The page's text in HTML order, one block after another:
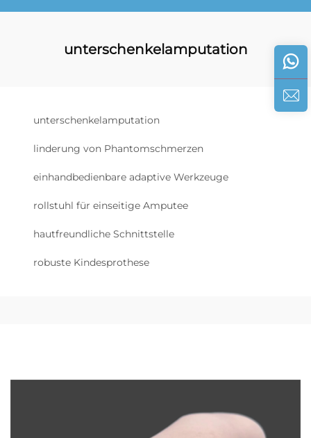
unterschenkelamputation
unterschenkelamputation
linderung von Phantomschmerzen
einhandbedienbare adaptive Werkzeuge
rollstuhl für einseitige Amputee
hautfreundliche Schnittstelle
robuste Kindesprothese